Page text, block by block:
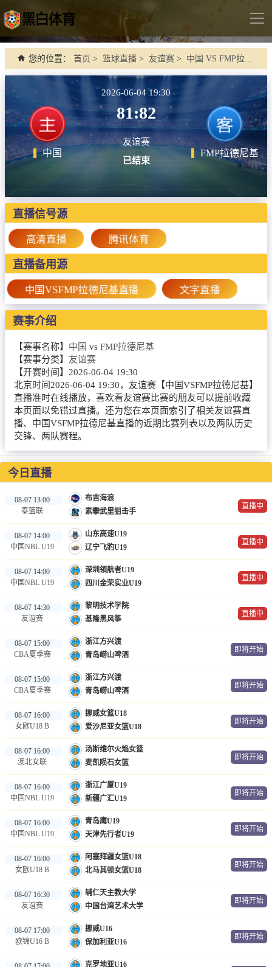
导
首页
德甲
法甲
西甲
世界杯
欧冠杯
中超
篮球直播
NBA
CBA
录像
足球录像
篮球录像
新闻
足球新闻
篮球新闻
您的位置： 首页 > 篮球直播 > 友谊赛 > 中国 VS FMP拉德尼基
中国
2026-06-04 19:30
81:82
友谊赛
已结束
FMP拉德尼基
直播信号源
高清直播 腾讯体育
直播备用源
中国VSFMP拉德尼基直播 文字直播
赛事介绍
【赛事名称】 中国 vs FMP拉德尼基
【赛事分类】 友谊赛
【开赛时间】 2026-06-04 19:30
北京时间2026-06-04 19:30，友谊赛【中国VSFMP拉德尼基】
直播准时在线播放，喜欢看友谊赛比赛的朋友可以提前收藏
本页面以免错过直播。还为您在本页面索引了相关友谊赛直
播、中国VSFMP拉德尼基直播的近期比赛列表以及两队历史
交锋、两队赛程。
今日直播
08-07 13:00
泰篮联
布吉海浪
素攀武里狙击手
直播中
08-07 14:00
中国NBL U19
山东高速U19
辽宁飞豹U19
直播中
08-07 14:00
中国NBL U19
深圳領航者U19
四川金荣实业U19
直播中
08-07 14:30
友谊赛
黎明技术学院
基隆黑风筝
直播中
08-07 15:00
CBA夏季赛
浙江方兴渡
青岛崂山啤酒
即将开始
08-07 15:00
CBA夏季赛
浙江方兴渡
青岛崂山啤酒
即将开始
08-07 16:00
女欧U18 B
挪威女篮U18
爱沙尼亚女篮U18
即将开始
08-07 16:00
澳北女联
汤斯维尔火焰女篮
麦凯陨石女篮
即将开始
08-07 16:00
中国NBL U19
浙江广厦U19
新疆广汇U19
即将开始
08-07 16:00
中国NBL U19
青岛鹰U19
天津先行者U19
即将开始
08-07 16:00
女欧U18 B
阿塞拜疆女篮U18
北马其顿女篮U18
即将开始
08-07 16:30
友谊赛
辅仁天主教大学
中国台湾艺术大学
即将开始
08-07 17:00
欧锦U16 B
挪威U16
保加利亚U16
即将开始
克罗地亚U16